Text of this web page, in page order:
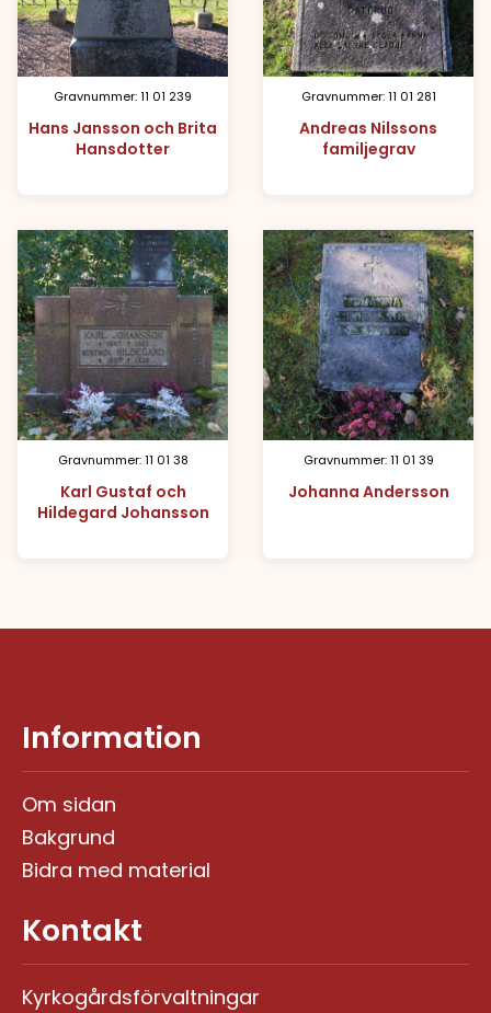
Gravnummer: 11 01 239
Hans Jansson och Brita
Hansdotter
Gravnummer: 11 01 281
Andreas Nilssons
familjegrav
Gravnummer: 11 01 38
Karl Gustaf och
Hildegard Johansson
Gravnummer: 11 01 39
Johanna Andersson
Information
Om sidan
Bakgrund
Bidra med material
Kontakt
Kyrkogårdsförvaltningar